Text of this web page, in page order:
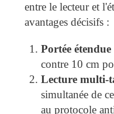
entre le lecteur et
avantages décisifs :
Portée étendue
contre 10 cm
Lecture multi-
simultanée de
au protocole